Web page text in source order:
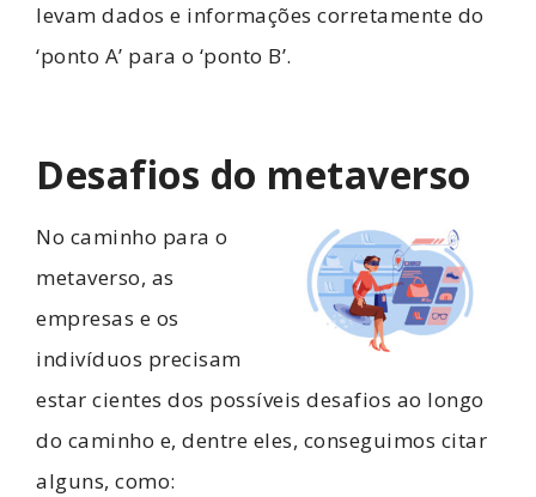
levam dados e informações corretamente do
‘ponto A’ para o ‘ponto B’.
Desafios do metaverso
No caminho para o
metaverso, as
empresas e os
indivíduos precisam
estar cientes dos possíveis desafios ao longo
do caminho e, dentre eles, conseguimos citar
alguns, como: